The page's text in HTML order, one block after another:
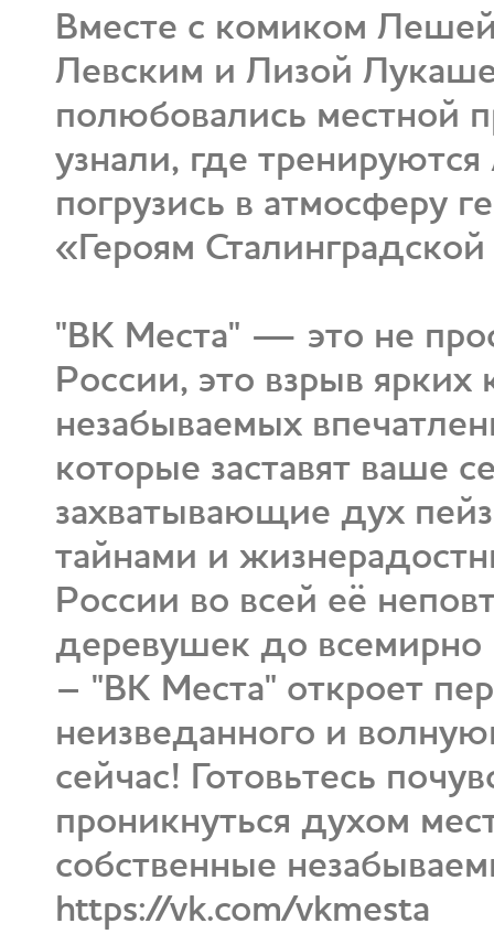
Вместе с комиком
Левским и Лизой
полюбовались местной
узнали, где
погрузись в атмосферу
«Героям
"ВК Места" — это не
России, это взрыв
незабываемых
которые заставят ваше
захватывающие дух
тайнами и
России во всей её
деревушек до всемирно
– "ВК Места" откроет
неизведанного и
сейчас! Готовьтесь
проникнуться духом
собственные
https://vk.com/vkmesta